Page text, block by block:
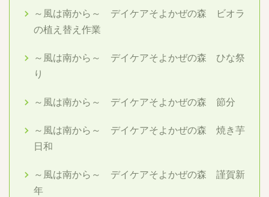
～風は南から～ デイケアそよかぜの森 ビオラ
の植え替え作業
～風は南から～ デイケアそよかぜの森 ひな祭
り
～風は南から～ デイケアそよかぜの森 節分
～風は南から～ デイケアそよかぜの森 焼き芋
日和
～風は南から～ デイケアそよかぜの森 謹賀新
年